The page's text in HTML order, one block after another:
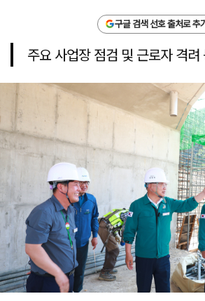
구글 검색 선호 출처로 추
주요 사업장 점검 및 근로자 격려